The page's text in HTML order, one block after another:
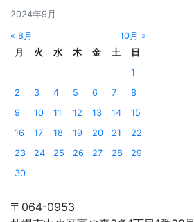
2024年9月
« 8月
10月 »
月
火 水 木 金 土
日
1
2
3 4 5 6 7
8
9
10 11 12 13 14
15
16
17 18 19 20 21
22
23
24 25 26 27 28
29
30
〒064-0953